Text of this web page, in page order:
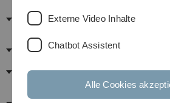
Fachkräfte für
Beauftragte
Abfallentsorgung
Biologische Sicherheit
Strahlenschutz und
Externe Video Inhalte
Chatbot Assistent
Alle Cookies